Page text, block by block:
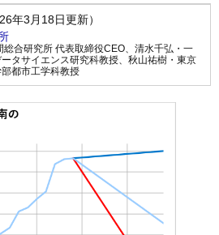
年3月18日更新）
総合研究所 代表取締役CEO、 清水千弘・一
タサイエンス研究科教授、 秋山祐樹・東京
都市工学科教授